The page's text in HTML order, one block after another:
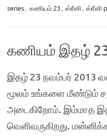
series , கணியம் 23 , ஸ்ரீனி , ஸ்ரீனி
கணியம் இதழ் 23
இதழ் 23 நவம்பர் 2013
மூலம் உங்களை மீண்டும்
அடைகிறோம். இம்மாத
வெளிவருகிறது.